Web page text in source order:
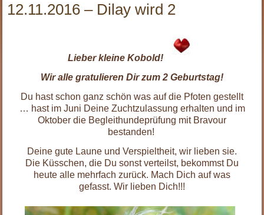
12.11.2016 – Dilay wird 2
Lieber kleine Kobold!
Wir alle gratulieren Dir zum 2 Geburtstag!
Du hast schon ganz schön was auf die Pfoten gestellt
… hast im Juni Deine Zuchtzulassung erhalten und im
Oktober die Begleithundeprüfung mit Bravour
bestanden!
Deine gute Laune und Verspieltheit, wir lieben sie.
Die Küsschen, die Du sonst verteilst, bekommst Du
heute alle mehrfach zurück. Mach Dich auf was
gefasst. Wir lieben Dich!!!